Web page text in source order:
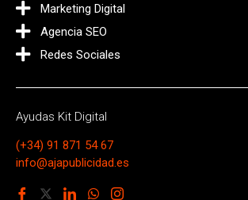
Marketing Digital
Agencia SEO
Redes Sociales
Ayudas Kit Digital
(+34) 91 871 54 67
info@ajapublicidad.es